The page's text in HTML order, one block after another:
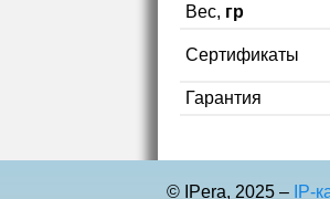
Вес, гр
Сертификаты
Гарантия
© IPera, 2025 – IP-